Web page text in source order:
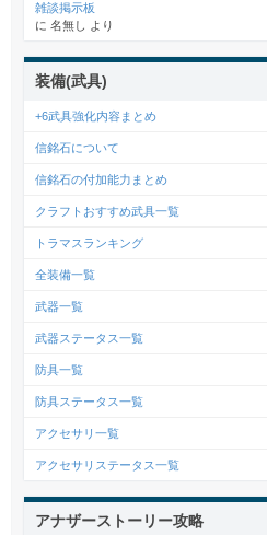
雑談掲示板
に 名無し より
装備(武具)
+6武具強化内容まとめ
信銘石について
信銘石の付加能力まとめ
クラフトおすすめ武具一覧
トラマスランキング
全装備一覧
武器一覧
武器ステータス一覧
防具一覧
防具ステータス一覧
アクセサリ一覧
アクセサリステータス一覧
アナザーストーリー攻略